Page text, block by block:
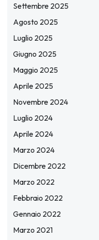
Settembre 2025
Agosto 2025
Luglio 2025
Giugno 2025
Maggio 2025
Aprile 2025
Novembre 2024
Luglio 2024
Aprile 2024
Marzo 2024
Dicembre 2022
Marzo 2022
Febbraio 2022
Gennaio 2022
Marzo 2021